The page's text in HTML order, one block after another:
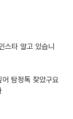
스타 알고 있습니
탐정톡 찾았구요